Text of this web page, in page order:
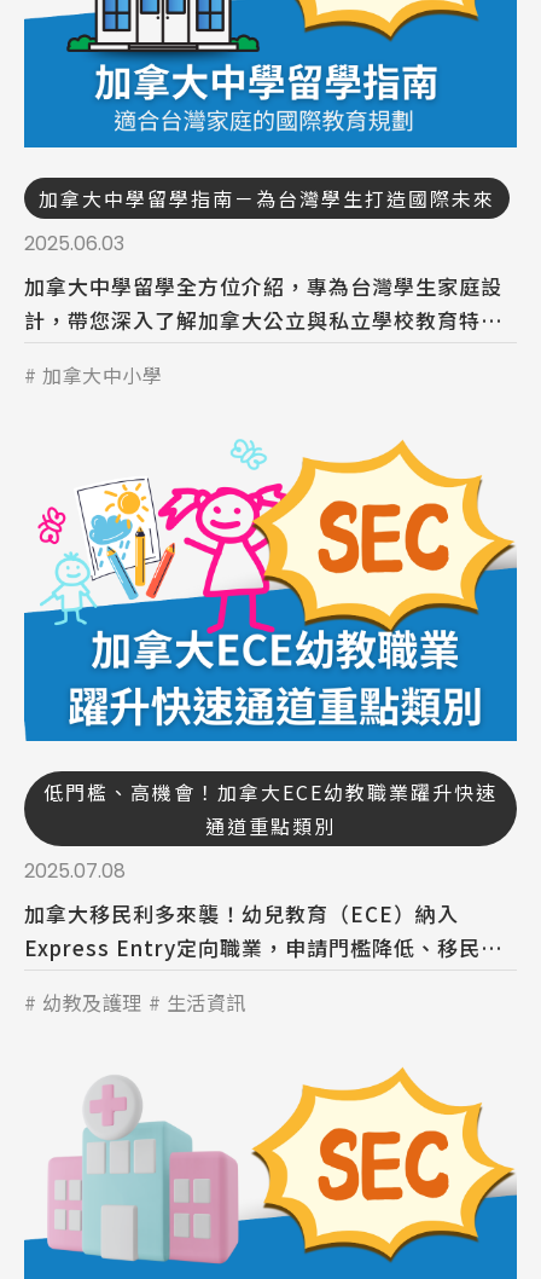
加拿大中學留學指南－為台灣學生打造國際未來
2025.06.03
加拿大中學留學全方位介紹，專為台灣學生家庭設
計，帶您深入了解加拿大公立與私立學校教育特
色，掌握留學申請優勢。
加拿大中小學
低門檻、高機會！加拿大ECE幼教職業躍升快速
通道重點類別
2025.07.08
加拿大移民利多來襲！幼兒教育（ECE）納入
Express Entry定向職業，申請門檻降低、移民機
會提升。安省同步放寬條件，建議有意者諮詢專業
移民顧問。SEC協益提供PGWP合規幼教課程申請
幼教及護理 生活資訊